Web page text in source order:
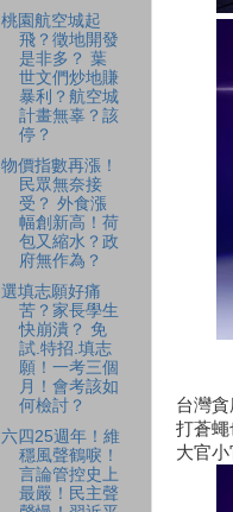
台灣
打蒼
大官
桃園航空城起
飛？徵地開發
是非多？ 葉
世文們炒地賺
暴利？航空城
計畫無辜？該
停？
物價指數再漲！
民眾無奈接
受？ 外食漲
幅創新高！荷
包又縮水？政
府無作為？
選填志願好痛
苦？家長學生
快崩潰？ 免
試.特招.填志
願！一考三個
月！會考該如
何檢討？
六四25週年！維
穩風聲鶴唳！
言論管控史上
最嚴！民主聲